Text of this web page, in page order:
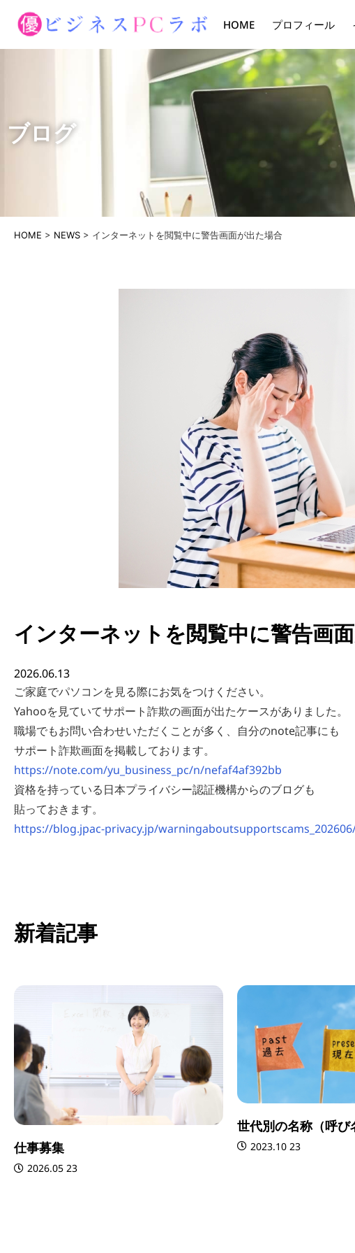
HOME プロフィール
ブログ
HOME > NEWS > インターネットを閲覧中に警告画面が出た場合
インターネットを閲覧中に警告画
2026.06.13
ご家庭でパソコンを見る際にお気をつけください。
Yahooを見ていてサポート詐欺の画面が出たケースがありました。
職場でもお問い合わせいただくことが多く、自分のnote記事にも
サポート詐欺画面を掲載しております。
https://note.com/yu_business_pc/n/nefaf4af392bb
資格を持っている日本プライバシー認証機構からのブログも
貼っておきます。
https://blog.jpac-privacy.jp/
新着記事
仕事募集
2026.05 23
世代別の名称（呼び
2023.10 23